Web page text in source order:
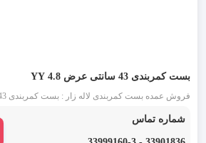
بست کمربندی 43 سانتی عرض 4.8 YY
بست کمربندی در دو رنگ بست کمربندی سفید یا بی
شماره تماس